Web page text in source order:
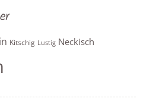
Kitschig Lustig Neckisch